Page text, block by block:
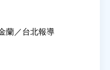
蘭／台北報導